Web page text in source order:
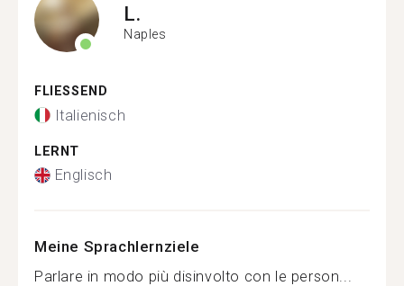
L.
Naples
FLIESSEND
Italienisch
LERNT
Englisch
Meine Sprachlernziele
Parlare in modo più disinvolto con le person...